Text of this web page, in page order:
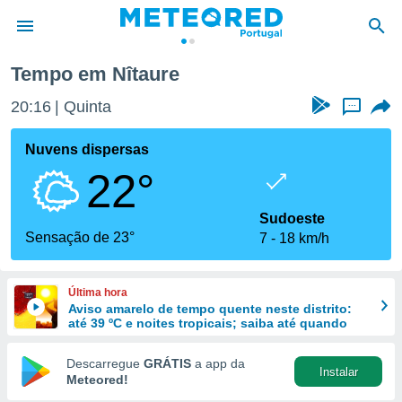
da
foi
fornecidas
a este
das
e
forma
digital
Tempo em Nîtaure
20:16 Quinta ...
Nuvens dispersas
22°
Sensação de 23°
Sudoeste
7
18 km/h
Última hora
Aviso amarelo de tempo quente neste distrito:
até 39 ºC e noites tropicais; saiba até quando
Descarregue GRÁTIS a app da
Meteored!
Instalar